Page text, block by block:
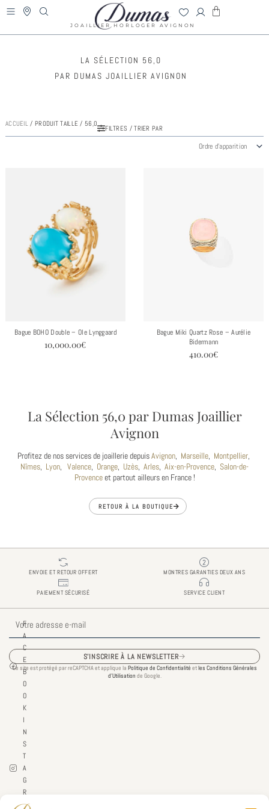
au
DUMAS
JOAILLIER HORLOGER AVIGNON
PANIER
LA SÉLECTION 56,0
PAR DUMAS JOAILLIER AVIGNON
ACCUEIL / PRODUIT TAILLE / 56,0
FILTRES / TRIER PAR
Bague BOHO Double – Ole Lynggaard
10,000.00€
Bague Miki Quartz Rose – Aurélie
Bidermann
410.00€
La Sélection 56,0 par Dumas Joaillier
Avignon
Profitez de nos services de joaillerie depuisAvignon, Marseille, Montpellier,
Nîmes, Lyon, Valence, Orange, Uzès, Arles, Aix-en-Provence, Salon-de-
Provenceet partout ailleurs en France !
RETOUR À LA BOUTIQUE
ENVOIE ET RETOUR OFFERT MONTRES GARANTIES DEUX ANS
PAIEMENT SÉCURISÉ SERVICE CLIENT
mail
S'INSCRIRE À LA NEWSLETTER
Ce site est protégé par reCAPTCHA et applique la Politique de Confidentialité etles Conditions Générales
d’Utilisation de Google.
F
A
C
E
B
O
O
K
I
N
S
T
A
G
R
A